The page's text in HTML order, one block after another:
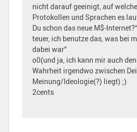
nicht darauf geeinigt, auf
Protokollen und Sprachen es
Du schon das neue M$-
teuer, ich benutze das, was bei
dabei war“
o0(und ja, ich kann mir auch
Wahrheit irgendwo zwischen
Meinung/Ideologie(?) liegt) ;)
2cents